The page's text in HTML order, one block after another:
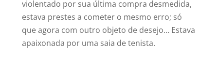
violentado por sua última compra desmedida,
estava prestes a cometer o mesmo erro; só
que agora com outro objeto de desejo… Estava
apaixonada por uma saia de tenista.